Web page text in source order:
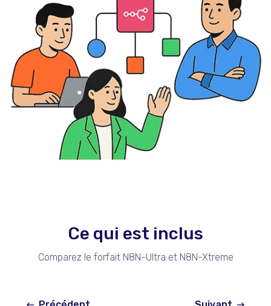
Ce qui est inclus
Comparez le forfait N8N-Ultra et N8N-Xtreme